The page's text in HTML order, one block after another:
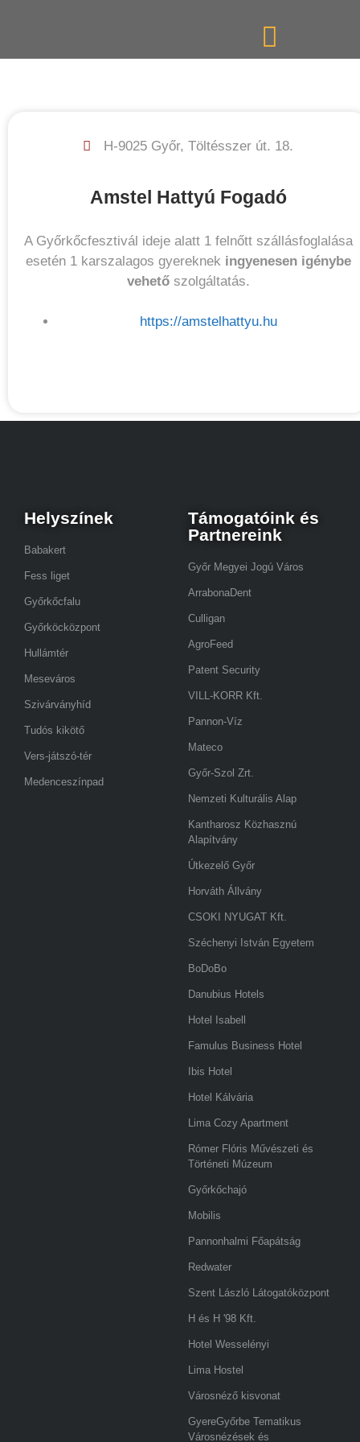
KEDVEZMÉNYEK
H-9025 Győr, Töltésszer út. 18.
Amstel Hattyú Fogadó
A Győrkőcfesztivál ideje alatt 1 felnőtt szállásfoglalása
esetén 1 karszalagos gyereknek ingyenesen igénybe
vehetőszolgáltatás.
https://amstelhattyu.hu
Helyszínek
Babakert
Fess liget
Győrkőcfalu
Győrköcközpont
Hullámtér
Meseváros
Szivárványhíd
Tudós kikötő
Vers-játszó-tér
Medenceszínpad
Támogatóink és
Partnereink
Győr Megyei Jogú Város
ArrabonaDent
Culligan
AgroFeed
Patent Security
VILL-KORR Kft.
Pannon-Víz
Mateco
Győr-Szol Zrt.
Nemzeti Kulturális Alap
Kantharosz Közhasznú
Alapítvány
Útkezelő Győr
Horváth Állvány
CSOKI NYUGAT Kft.
Széchenyi István Egyetem
BoDoBo
Danubius Hotels
Hotel Isabell
Famulus Business Hotel
Ibis Hotel
Hotel Kálvária
Lima Cozy Apartment
Rómer Flóris Művészeti és
Történeti Múzeum
Győrkőchajó
Mobilis
Pannonhalmi Főapátság
Redwater
Szent László Látogatóközpont
H és H '98 Kft.
Hotel Wesselényi
Lima Hostel
Városnéző kisvonat
GyereGyőrbe Tematikus
Városnézések és